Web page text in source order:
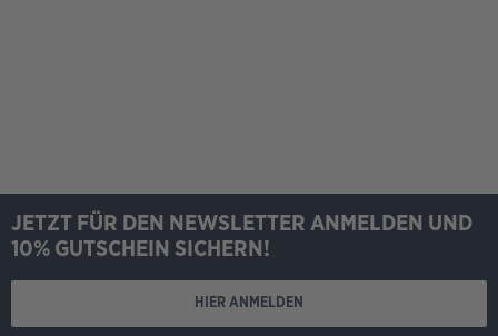
JETZT FÜR DEN NEWSLETTER ANMELDEN UND
10% GUTSCHEIN SICHERN!
HIER ANMELDEN